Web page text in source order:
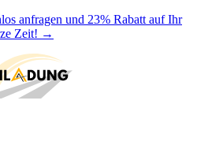
anfragen und 23% Rabatt auf Ihr
Zeit! →